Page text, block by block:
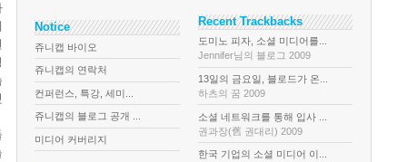
Notice
쥬니캡 바이오
쥬니캡의 연락처
컨퍼런스, 특강, 세미...
쥬니캡의 블로그 공개 ...
미디어 커버리지
Recent Trackbacks
도미노 피자, 소셜 미디어를...
Jennifer님의 블로그 2009
13일의 금요일, 블로드가 온...
하츠의 꿈 2009
소셜 네트워크를 통해 입사 ...
권과장(舊 권대리) 2009
한국 기업의 소셜 미디어 이...